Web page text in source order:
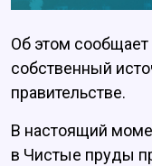
Об этом
собственный
правительстве.
В настоящий
в Чистые пруды